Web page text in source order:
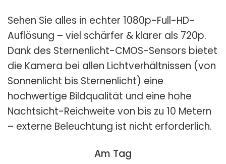
Sehen Sie alles in echter 1080p-Full-HD-
Auflösung – viel schärfer & klarer als 720p.
Dank des Sternenlicht-CMOS-Sensors bietet
die Kamera bei allen Lichtverhältnissen (von
Sonnenlicht bis Sternenlicht) eine
hochwertige Bildqualität und eine hohe
Nachtsicht-Reichweite von bis zu 10 Metern
– externe Beleuchtung ist nicht erforderlich.
Am Tag